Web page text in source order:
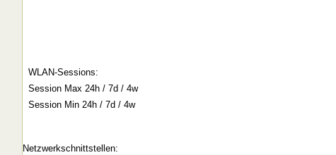
WLAN-Sessions:
Session Max 24h / 7d / 4w
Session Min 24h / 7d / 4w
Netzwerkschnittstellen: